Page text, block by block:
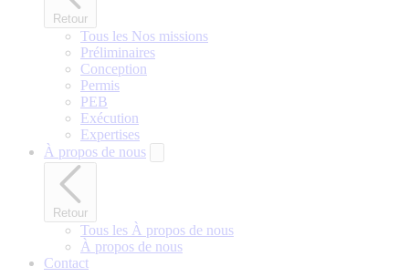
Retour
Tous les Nos missions
Préliminaires
Conception
Permis
PEB
Exécution
Expertises
À propos de nous
Retour
Tous les À propos de nous
À propos de nous
Contact